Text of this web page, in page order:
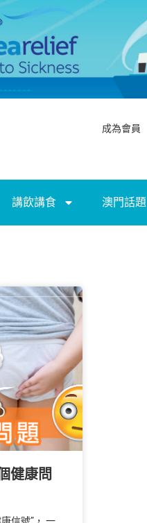
成為會員
講飲講食 澳門話題
健康問